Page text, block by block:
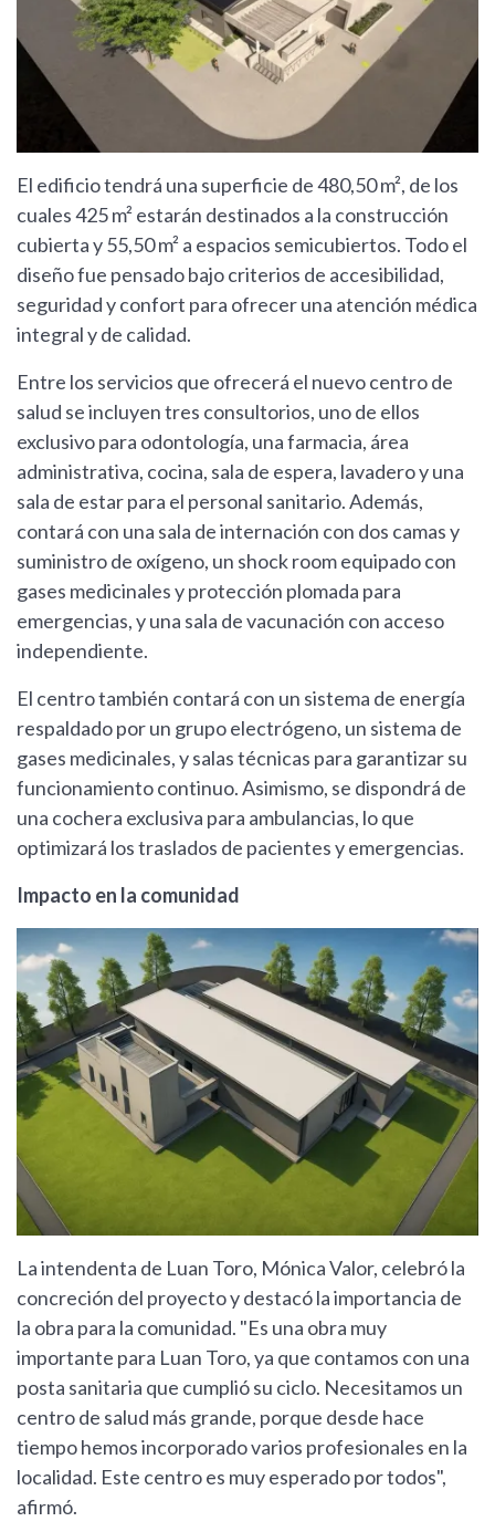
El edificio tendrá una superficie de 480,50 m², de los
cuales 425 m² estarán destinados a la construcción
cubierta y 55,50 m² a espacios semicubiertos. Todo el
diseño fue pensado bajo criterios de accesibilidad,
seguridad y confort para ofrecer una atención médica
integral y de calidad.
Entre los servicios que ofrecerá el nuevo centro de
salud se incluyen tres consultorios, uno de ellos
exclusivo para odontología, una farmacia, área
administrativa, cocina, sala de espera, lavadero y una
sala de estar para el personal sanitario. Además,
contará con una sala de internación con dos camas y
suministro de oxígeno, un shock room equipado con
gases medicinales y protección plomada para
emergencias, y una sala de vacunación con acceso
independiente.
El centro también contará con un sistema de energía
respaldado por un grupo electrógeno, un sistema de
gases medicinales, y salas técnicas para garantizar su
funcionamiento continuo. Asimismo, se dispondrá de
una cochera exclusiva para ambulancias, lo que
optimizará los traslados de pacientes y emergencias.
Impacto en la comunidad
La intendenta de Luan Toro, Mónica Valor, celebró la
concreción del proyecto y destacó la importancia de
la obra para la comunidad. "Es una obra muy
importante para Luan Toro, ya que contamos con una
posta sanitaria que cumplió su ciclo. Necesitamos un
centro de salud más grande, porque desde hace
tiempo hemos incorporado varios profesionales en la
localidad. Este centro es muy esperado por todos",
afirmó.